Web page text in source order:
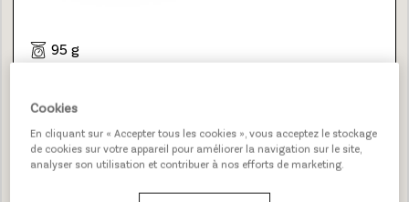
95 g
9 Unicoins
21820000 PLUS D'INFO
Cookies
En cliquant sur « Accepter tous les cookies », vous acceptez le stockage
de cookies sur votre appareil pour améliorer la navigation sur le site,
analyser son utilisation et contribuer à nos efforts de marketing.